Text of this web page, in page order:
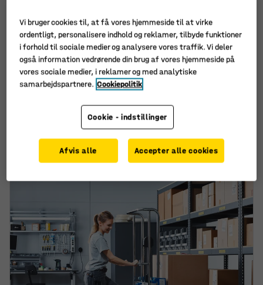
Lagerkassereol,
2000x950x270 mm, 72
ekskl. moms
Småtingsreol REACH +
MIX, inkl. 88 kasser,
kasser
Art. nr.
4.725,-
Vi bruger cookies til, at få vores hjemmeside til at virke
ordentligt, personalisere indhold og reklamer, tilbyde funktioner
i forhold til sociale medier og analysere vores traffik. Vi deler
også information vedrørende din brug af vores hjemmeside på
vores sociale medier, i reklamer og med analytiske
samarbejdspartnere. Cookiepolitik
Cookie - indstillinger
Afvis alle Accepter alle cookies